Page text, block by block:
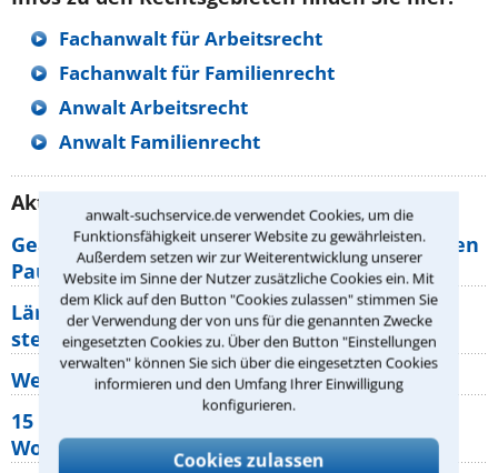
anwalt-suchservice.de verwendet Cookies, um die
Funktionsfähigkeit unserer Website zu gewährleisten.
Außerdem setzen wir zur Weiterentwicklung unserer
Website im Sinne der Nutzer zusätzliche Cookies ein. Mit
dem Klick auf den Button "Cookies zulassen" stimmen Sie
der Verwendung der von uns für die genannten Zwecke
eingesetzten Cookies zu. Über den Button "Einstellungen
verwalten" können Sie sich über die eingesetzten Cookies
informieren und den Umfang Ihrer Einwilligung
konfigurieren.
Cookies zulassen
Fachanwalt für Arbeitsrecht
Fachanwalt für Familienrecht
Anwalt Arbeitsrecht
Anwalt Familienrecht
Aktuelle Rechtstipps unserer Redaktion
Geänderte Abflugzeiten: Welche Rechte haben
Pauschalurlauber?
Lärm von den Nachbarn: Welche Rechte
stehen mir zu?
Wer muss Zweitwohnungssteuer zahlen?
15 elementare Rechte, die jeder
Wohnungseigentümer kennen sollte